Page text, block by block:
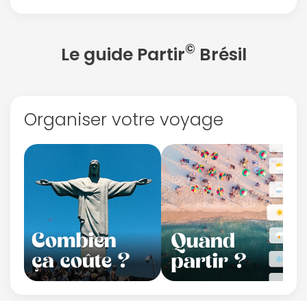
Le guide Partir© Brésil
Organiser votre voyage